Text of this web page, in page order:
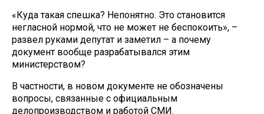
«Куда такая спешка? Непонятно. Это становится
негласной нормой, что не может не беспокоить», –
развел руками депутат и заметил – а почему
документ вообще разрабатывался этим
министерством?
В частности, в новом документе не обозначены
вопросы, связанные с официальным
делопроизводством и работой СМИ.